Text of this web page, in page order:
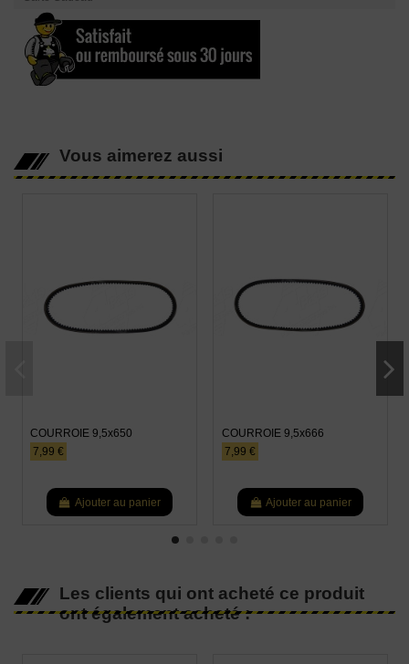
Vous aimerez aussi
COURROIE 9,5x650
7,99 €
Ajouter au panier
COURROIE 9,5x666
7,99 €
Ajouter au panier
Les clients qui ont acheté ce produit
ont également acheté :